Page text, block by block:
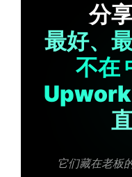
分
最好、
不在
Upwork
它们藏在老板